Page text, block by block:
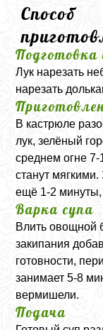
Способ
Подготовка
Лук нарезать
нарезать
В кастрюле
лук, зелёный
среднем огне
станут мягкими.
ещё 1-2
Варка супа
Влить овощной
закипания
готовности,
занимает 5-8
вермишели.
Подача